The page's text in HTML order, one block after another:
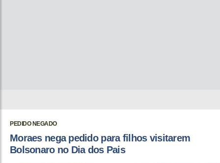
PEDIDO NEGADO
Moraes nega pedido para filhos visitarem
Bolsonaro no Dia dos Pais